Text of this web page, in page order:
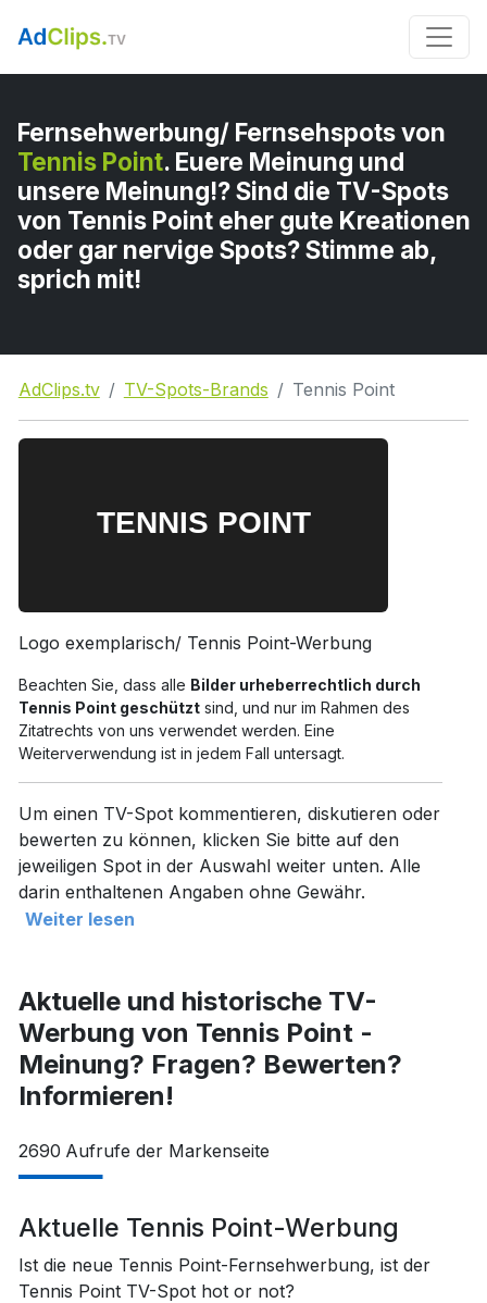
Fernsehwerbung/ Fernsehspots von
Tennis Point. Euere Meinung und
unsere Meinung!? Sind die TV-Spots
von Tennis Point eher gute Kreationen
oder gar nervige Spots? Stimme ab,
sprich mit!
AdClips.tv TV-Spots-Brands Tennis Point
Logo exemplarisch/ Tennis Point-Werbung
Beachten Sie, dass alle Bilder urheberrechtlich durch
Tennis Point geschütztsind, und nur im Rahmen des
Zitatrechts von uns verwendet werden. Eine
Weiterverwendung ist in jedem Fall untersagt.
Um einen TV-Spot kommentieren, diskutieren oder
bewerten zu können, klicken Sie bitte auf den
jeweiligen Spot in der Auswahl weiter unten. Alle
darin enthaltenen Angaben ohne Gewähr.
Weiter lesen
Aktuelle und historische TV-
Werbung von Tennis Point -
Meinung? Fragen? Bewerten?
Informieren!
2690 Aufrufe der Markenseite
Aktuelle Tennis Point-Werbung
Ist die neue Tennis Point-Fernsehwerbung, ist der
Tennis Point TV-Spot hot or not?